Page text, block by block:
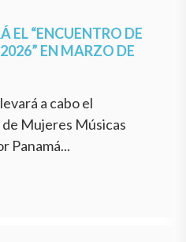
EL “ENCUENTRO DE
EN MARZO DE
a cabo el
Mujeres Músicas
Panamá...